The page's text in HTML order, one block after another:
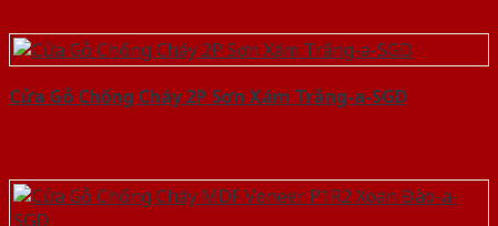
Cửa Gỗ Chống Cháy 2P Sơn Xám Trắng-a-SGD